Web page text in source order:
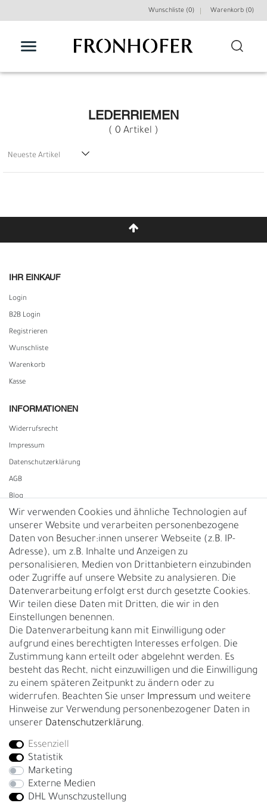
Wunschliste (0) Warenkorb (0)
LEDERRIEMEN
( 0 Artikel )
IHR EINKAUF
Login
B2B Login
Registrieren
Wunschliste
Warenkorb
Kasse
INFORMATIONEN
Widerrufs­recht
Impressum
Daten­schutz­erklärung
AGB
Blog
Vertrag widerrufen
UNTERNEHMEN
Nachhaltigkeit
Kontakt
Über uns
Rückgabe
Gürtelgröße messen
Garantie
GESCHÄFTSKUNDEN & HÄNDLER
B2B Geschäftskunden
Bei Fragen wenden Sie sich direkt an unser Service-Team.
+4917663727338
Montag - Freitag, 09:00 - 14:00
Wir verwenden Cookies und ähnliche Technologien auf
unserer Website und verarbeiten personenbezogene
Daten von Besucher:innen unserer Webseite (z.B. IP-
Adresse), um z.B. Inhalte und Anzeigen zu
personalisieren, Medien von Drittanbietern einzubinden
oder Zugriffe auf unsere Website zu analysieren. Die
Datenverarbeitung erfolgt erst durch gesetzte Cookies.
Wir teilen diese Daten mit Dritten, die wir in den
Einstellungen benennen.
Die Datenverarbeitung kann mit Einwilligung oder
aufgrund eines berechtigten Interesses erfolgen. Die
Zustimmung kann erteilt oder abgelehnt werden. Es
besteht das Recht, nicht einzuwilligen und die Einwilligung
zu einem späteren Zeitpunkt zu ändern oder zu
widerrufen. Beachten Sie unser Impressum und weitere
Hinweise zur Verwendung personenbezogener Daten in
unserer Daten­schutz­erklärung.
Essenziell
Statistik
Marketing
Externe Medien
DHL Wunschzustellung